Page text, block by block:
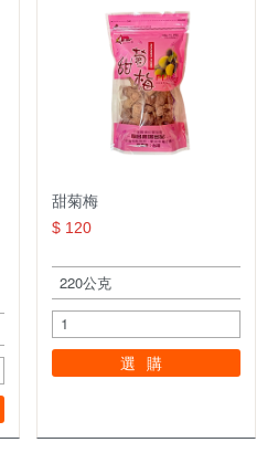
甜菊梅
$ 120
選購